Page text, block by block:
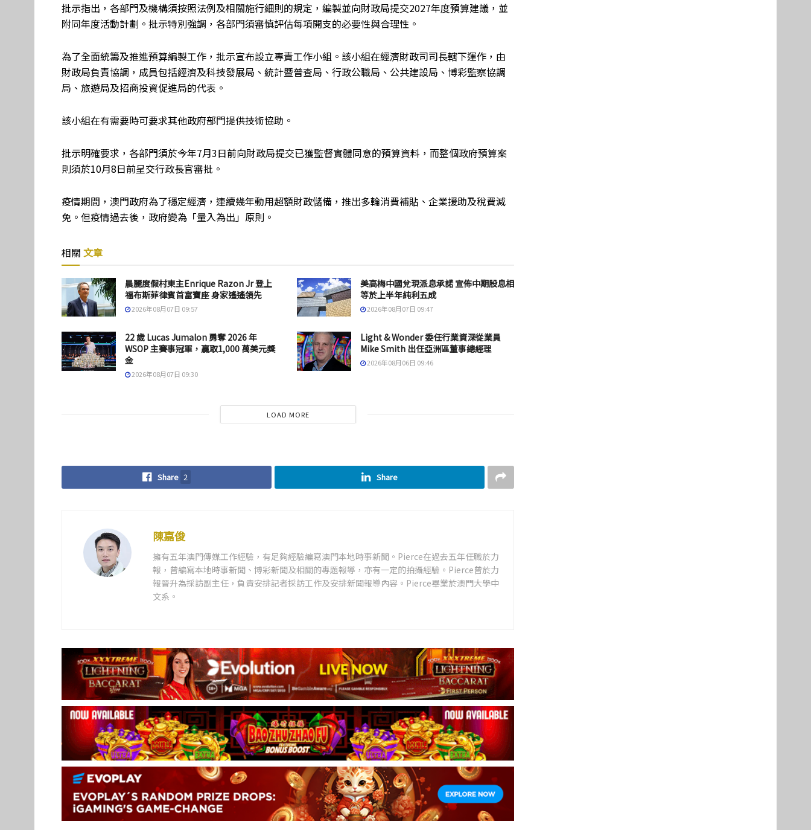
批示指出，各部門及機構須按照法例及相關施行細則的規定，編製並向財政局提交2027年度預算建議，並
附同年度活動計劃。批示特別強調，各部門須審慎評估每項開支的必要性與合理性。
為了全面統籌及推進預算編製工作，批示宣布設立專責工作小組。該小組在經濟財政司司長轄下運作，由
財政局負責協調，成員包括經濟及科技發展局、統計暨普查局、行政公職局、公共建設局、博彩監察協調
局、旅遊局及招商投資促進局的代表 。
該小組在有需要時可要求其他政府部門提供技術協助 。
批示明確要求，各部門須於今年7月3日前向財政局提交已獲監督實體同意的預算資料，而整個政府預算案
則須於10月8日前呈交行政長官審批 。
疫情期間，澳門政府為了穩定經濟，連續幾年動用超額財政儲備，推出多輪消費補貼、企業援助及稅費減
免。但疫情過去後，政府變為 「量入為出」原則。
相關 文章
晨麗度假村東主Enrique Razon Jr 登上
福布斯菲律賓首富寶座 身家遙遙領先
2026年08月07日 09:57
美高梅中國兌現派息承諾 宣佈中期股息相
等於上半年純利五成
2026年08月07日 09:47
22 歲 Lucas Jumalon 勇奪 2026 年
WSOP 主賽事冠軍，贏取1,000 萬美元獎
金
2026年08月07日 09:30
Light & Wonder 委任行業資深從業員
Mike Smith 出任亞洲區董事總經理
2026年08月06日 09:46
LOAD MORE
Share 2 Share
陳嘉俊
擁有五年澳門傳媒工作經驗，有足夠經驗編寫澳門本地時事新聞。Pierce在過去五年任職於力
報，曾編寫本地時事新聞、博彩新聞及相關的專題報導，亦有一定的拍攝經驗。Pierce曾於力
報晉升為採訪副主任，負責安排記者採訪工作及安排新聞報導內容。Pierce畢業於澳門大學中
文系。